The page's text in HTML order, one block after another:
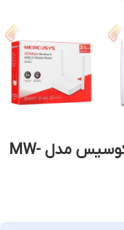
مودم روتر ADSL2 بی‌ سیم مرکوسیس مدل MW-